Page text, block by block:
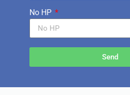
No HP
Send